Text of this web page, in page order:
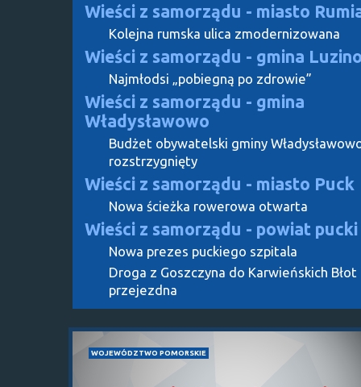
Wieści z samorządu - miasto
Kolejna rumska ulica zmodernizowana
Wieści z samorządu - gmina
Najmłodsi „pobiegną po zdrowie”
Wieści z samorządu - gmina
Władysławowo
Budżet obywatelski gminy
rozstrzygnięty
Wieści z samorządu - miasto Puck
Nowa ścieżka rowerowa otwarta
Wieści z samorządu - powiat pucki
Nowa prezes puckiego szpitala
Droga z Goszczyna do Karwieńskich Błot
przejezdna
WOJEWÓDZTWO POMORSKIE